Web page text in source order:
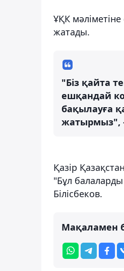
ҰҚК
жатады.
"Біз қайта
ешқандай
бақылауға
жатырмыз",
Қазір
"Бұл
Білісбеков.
Мақаламен